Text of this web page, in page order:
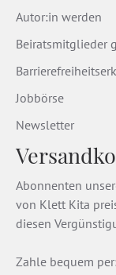
Autor:in werden
Beiratsmitglieder
Jobbörse
Newsletter
Abonnenten
von Klett Kita
diesen
Zahle bequem per: